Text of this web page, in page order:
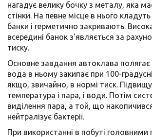
нагадує велику бочку з металу, яка
стінки. На певне місце в нього
банки і герметично закривають.
всередині банок з'являється за
тиску.
Основне завдання автоклава
вода в ньому закипає при 100-
якщо, звичайно, в нормі тиск.
температура і пара, і води. Потім
виділення пара, а той, що
нейтралізує бактерії.
При використанні в побуті головними